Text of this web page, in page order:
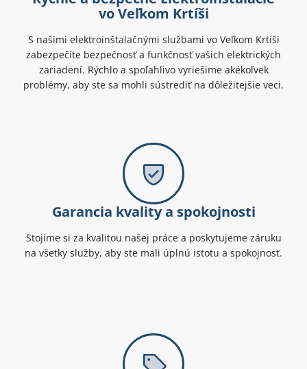
vo Veľkom Krtíši
S našimi elektroinštalačnými službami vo Veľkom Krtíši
zabezpečíte bezpečnosť a funkčnosť vašich elektrických
zariadení. Rýchlo a spoľahlivo vyriešime akékoľvek
problémy, aby ste sa mohli sústrediť na dôležitejšie veci.
Garancia kvality a spokojnosti
Stojíme si za kvalitou našej práce a poskytujeme záruku
na všetky služby, aby ste mali úplnú istotu a spokojnosť.